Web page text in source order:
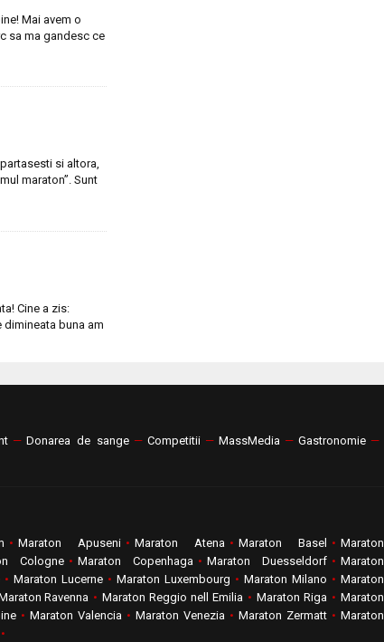
Mai avem o
sa ma gandesc ce
si altora,
maraton”. Sunt
Cine a zis:
dimineata buna am
— Donarea de sange — Competitii — MassMedia — Gastronomie —
• Maraton Apuseni • Maraton Atena • Maraton Basel • Maraton
Cologne • Maraton Copenhaga • Maraton Duesseldorf • Maraton
• Maraton Lucerne • Maraton Luxembourg • Maraton Milano • Maraton
Ravenna • Maraton Reggio nell Emilia • Maraton Riga • Maraton
• Maraton Valencia • Maraton Venezia • Maraton Zermatt • Maraton
•